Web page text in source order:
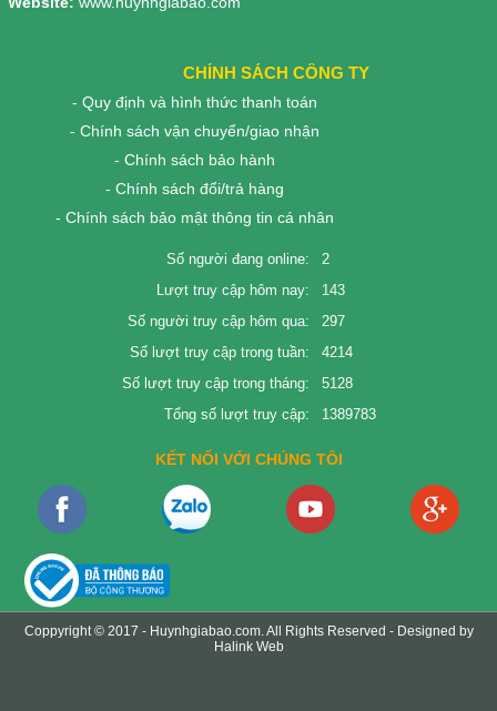
CHÍNH SÁCH CÔNG TY
- Quy định và hình thức thanh toán
- Chính sách vận chuyển/giao nhận
- Chính sách bảo hành
- Chính sách đổi/trả hàng
- Chính sách bảo mật thông tin cá nhân
Số người đang online:
2
Lượt truy cập hôm nay:
143
Số người truy cập hôm qua:
297
Số lượt truy cập trong tuần:
4214
Số lượt truy cập trong tháng:
5128
Tổng số lượt truy cập:
1389783
KẾT NỐI VỚI CHÚNG TÔI
Coppyright © 2017 - Huynhgiabao.com. All Rights Reserved - Designed by
Halink Web